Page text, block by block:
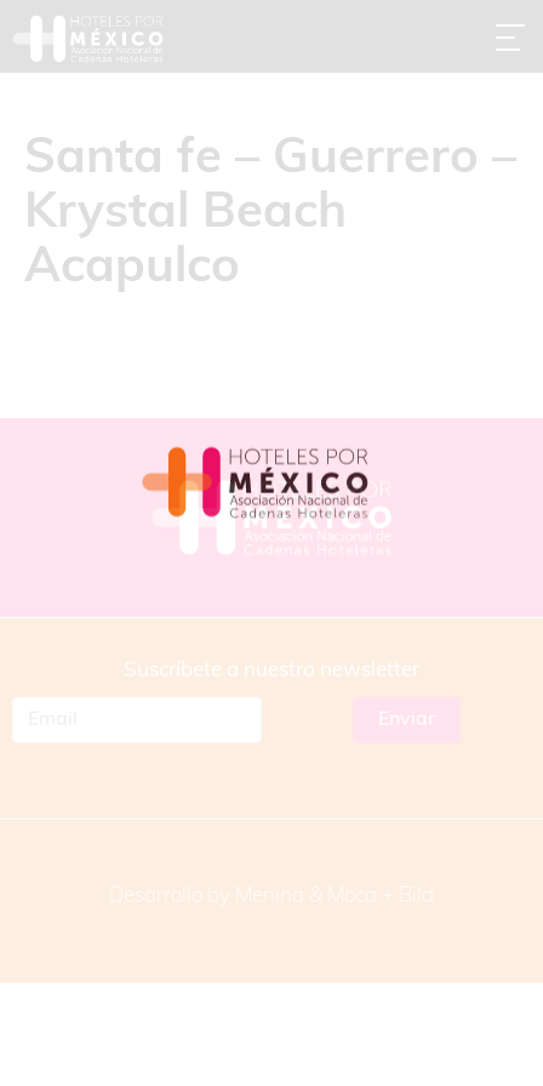
Santa fe – Guerrero –
Krystal Beach
Acapulco
Suscríbete a nuestro newsletter
Desarrollo by Menina & Moca + Bild